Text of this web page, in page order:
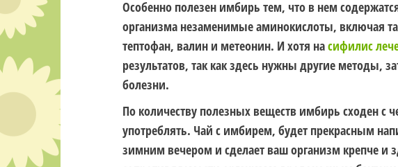
Особенно полезен имбирь тем, что в нем
организма незаменимые аминокислоты, включая
тептофан, валин и метеонин. И хотя насифилис
результатов, так как здесь нужны другие методы,
болезни.
По количеству полезных веществ имбирь сходен с
употреблять. Чай с имбирем, будет прекрасным
зимним вечером и сделает ваш организм крепче и